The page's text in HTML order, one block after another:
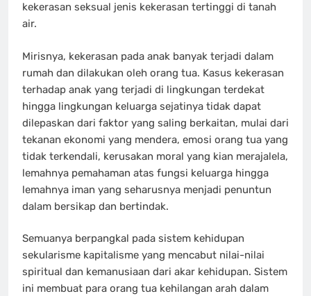
kekerasan seksual jenis kekerasan tertinggi di tanah
air.
Mirisnya, kekerasan pada anak banyak terjadi dalam
rumah dan dilakukan oleh orang tua. Kasus kekerasan
terhadap anak yang terjadi di lingkungan terdekat
hingga lingkungan keluarga sejatinya tidak dapat
dilepaskan dari faktor yang saling berkaitan, mulai dari
tekanan ekonomi yang mendera, emosi orang tua yang
tidak terkendali, kerusakan moral yang kian merajalela,
lemahnya pemahaman atas fungsi keluarga hingga
lemahnya iman yang seharusnya menjadi penuntun
dalam bersikap dan bertindak.
Semuanya berpangkal pada sistem kehidupan
sekularisme kapitalisme yang mencabut nilai-nilai
spiritual dan kemanusiaan dari akar kehidupan. Sistem
ini membuat para orang tua kehilangan arah dalam